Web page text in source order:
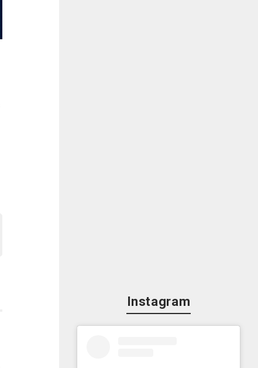
Instagram